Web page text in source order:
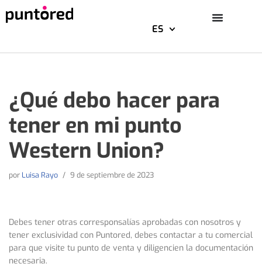
contenido
ES
¿Qué debo hacer para
tener en mi punto
Western Union?
por Luisa Rayo 9 de septiembre de 2023
Debes tener otras corresponsalías aprobadas con nosotros y
tener exclusividad con Puntored, debes contactar a tu comercial
para que visite tu punto de venta y diligencien la documentación
necesaria.